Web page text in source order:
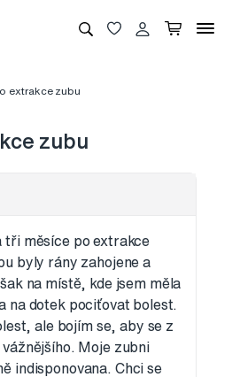
extrakce zubu
zubu
tři měsíce po extrakce
byly rány zahojene a
na místě, kde jsem měla
na dotek pociťovat bolest.
ale bojím se, aby se z
Moje zubni
indisponovana. Chci se